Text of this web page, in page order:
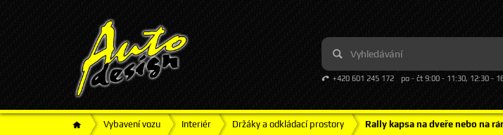
+420 601 245 172 po - čt 9:00 - 11:30, 12:30 -
Vybavení vozu Interiér Držáky a odkládací prostory Rally kapsa na dveře nebo na